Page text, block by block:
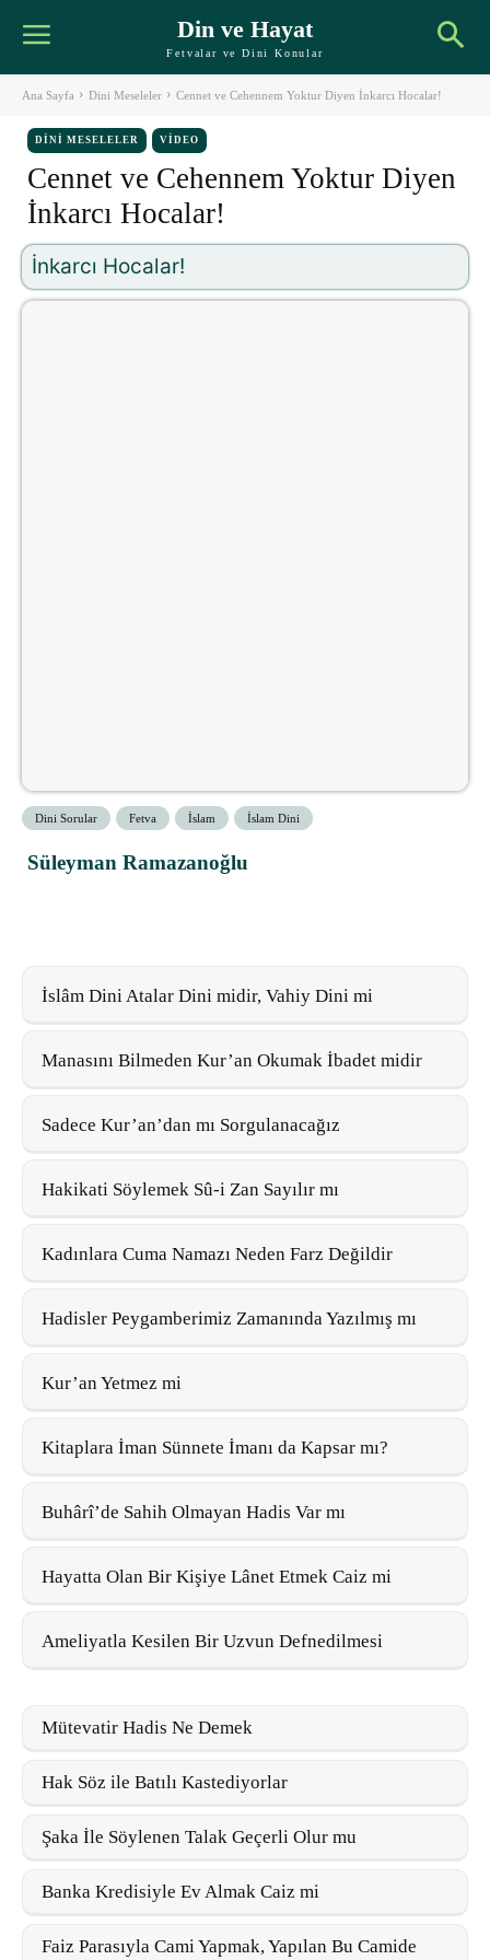
Din ve Hayat
Fetvalar ve Dini Konular
Ana Sayfa Dini Meseleler Cennet ve Cehennem Yoktur Diyen İnkarcı Hocalar!
DINI MESELELER VIDEO
Cennet ve Cehennem Yoktur Diyen
İnkarcı Hocalar!
İnkarcı Hocalar!
Dini Sorular Fetva İslam İslam Dini
Süleyman Ramazanoğlu
İslâm Dini Atalar Dini midir, Vahiy Dini mi
Manasını Bilmeden Kur’an Okumak İbadet midir
Sadece Kur’an’dan mı Sorgulanacağız
Hakikati Söylemek Sû-i Zan Sayılır mı
Kadınlara Cuma Namazı Neden Farz Değildir
Hadisler Peygamberimiz Zamanında Yazılmış mı
Kur’an Yetmez mi
Kitaplara İman Sünnete İmanı da Kapsar mı?
Buhârî’de Sahih Olmayan Hadis Var mı
Hayatta Olan Bir Kişiye Lânet Etmek Caiz mi
Ameliyatla Kesilen Bir Uzvun Defnedilmesi
Mütevatir Hadis Ne Demek
Hak Söz ile Batılı Kastediyorlar
Şaka İle Söylenen Talak Geçerli Olur mu
Banka Kredisiyle Ev Almak Caiz mi
Faiz Parasıyla Cami Yapmak, Yapılan Bu Camide